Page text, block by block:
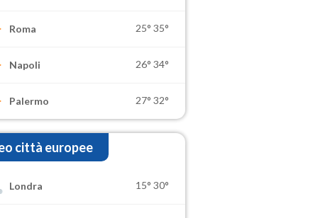
Roma 25° 35°
Napoli 26° 34°
Palermo 27° 32°
città europee
Londra 15° 30°